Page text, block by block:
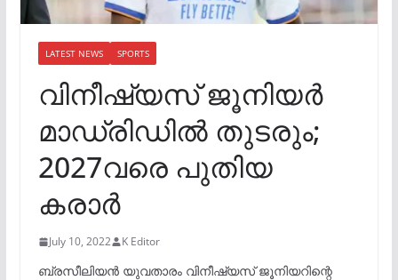
LATEST NEWS SPORTS
വിനീഷ്യസ് ജൂനിയർ
മാഡ്രിഡിൽ തുടരും;
2027വരെ പുതിയ
കരാർ
July 10, 2022 K Editor
ബ്രസീലിയൻ യുവതാരം വിനീഷ്യസ് ജൂനിയറിന്റെ